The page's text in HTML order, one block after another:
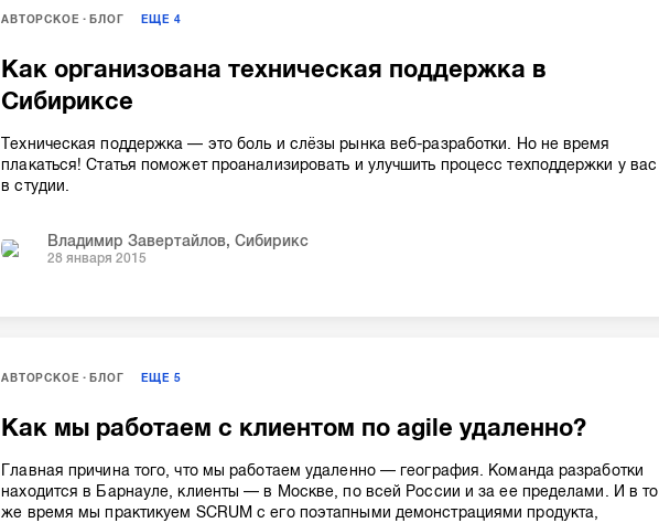
АВТОРСКОЕ БЛОГ ЕЩЕ 4
Как организована техническая поддержка в
Сибириксе
Техническая поддержка — это боль и слёзы рынка веб-разработки. Но не время
плакаться! Статья поможет проанализировать и улучшить процесс техподдержки у вас
в студии.
Владимир Завертайлов, Сибирикс
28 января 2015
АВТОРСКОЕ БЛОГ ЕЩЕ 5
Как мы работаем с клиентом по agile удаленно?
Главная причина того, что мы работаем удаленно — география. Команда разработки
находится в Барнауле, клиенты — в Москве, по всей России и за ее пределами. И в то
же время мы практикуем SCRUM с его поэтапными демонстрациями продукта,